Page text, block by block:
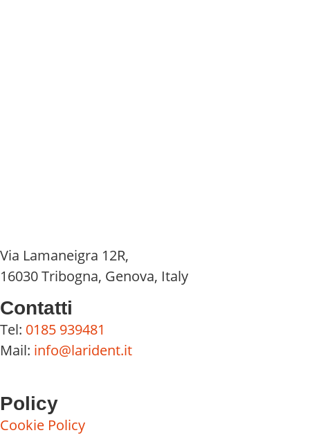
Via Lamaneigra 12R,
16030 Tribogna, Genova, Italy
Contatti
Tel: 0185 939481
Mail: info@larident.it
Policy
Cookie Policy